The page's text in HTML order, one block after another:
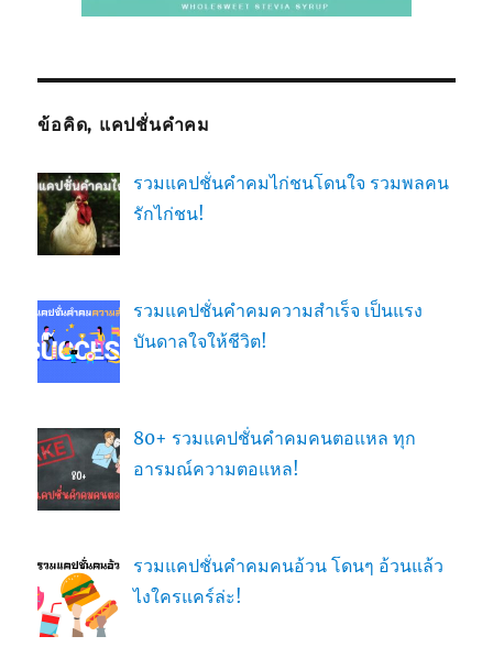
ข้อคิด, แคปชั่นคำคม
รวมแคปชั่นคำคมไก่ชนโดนใจ รวมพลคน
รักไก่ชน!
รวมแคปชั่นคำคมความสำเร็จ เป็นแรง
บันดาลใจให้ชีวิต!
80+ รวมแคปชั่นคำคมคนตอแหล ทุก
อารมณ์ความตอแหล!
รวมแคปชั่นคำคมคนอ้วน โดนๆ อ้วนแล้ว
ไงใครแคร์ล่ะ!